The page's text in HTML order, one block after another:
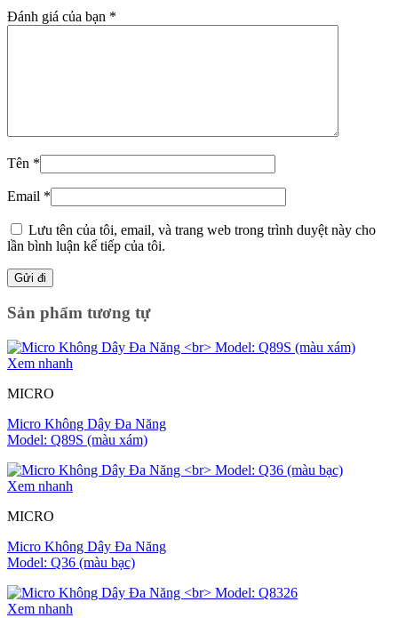
Đánh giá của bạn *
Tên *
Email *
Lưu tên của tôi, email, và trang web trong trình duyệt này cho
lần bình luận kế tiếp của tôi.
Sản phẩm tương tự
Xem nhanh
MICRO
Micro Không Dây Đa Năng
Model: Q89S (màu xám)
Xem nhanh
MICRO
Micro Không Dây Đa Năng
Model: Q36 (màu bạc)
Xem nhanh